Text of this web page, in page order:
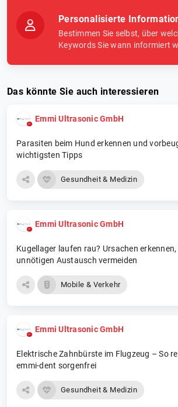
Personalisierte
Bestimmen Sie selbst, über
Keywords Sie wann informiert
Das könnte Sie auch interessieren
Emmi Ultrasonic GmbH
Parasiten beim Hund erkennen und
wichtigsten Tipps
Gesundheit & Medizin
Emmi Ultrasonic GmbH
Kugellager laufen rau? Ursachen
unnötigen Austausch vermeiden
Mobile & Verkehr
Emmi Ultrasonic GmbH
Elektrische Zahnbürste im Flugzeug – So
emmi-dent sorgenfrei
Gesundheit & Medizin